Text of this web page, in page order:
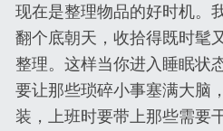
现在是整理物品的好时机。
翻个底朝天，收拾得既时髦
整理。这样当你进入睡眠状
要让那些琐碎小事塞满大脑
装，上班时要带上那些需要